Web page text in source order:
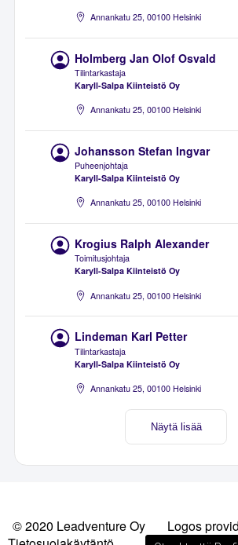
Annankatu 25, 00100 Helsinki
Holmberg Jan Olof Osvald
Tilintarkastaja
Karyll-Salpa Kiinteistö Oy
Annankatu 25, 00100 Helsinki
Johansson Stefan Ingvar
Puheenjohtaja
Karyll-Salpa Kiinteistö Oy
Annankatu 25, 00100 Helsinki
Krogius Ralph Alexander
Toimitusjohtaja
Karyll-Salpa Kiinteistö Oy
Annankatu 25, 00100 Helsinki
Lindeman Karl Petter
Tilintarkastaja
Karyll-Salpa Kiinteistö Oy
Annankatu 25, 00100 Helsinki
Näytä lisää
© 2020 Leadventure Oy
Logos